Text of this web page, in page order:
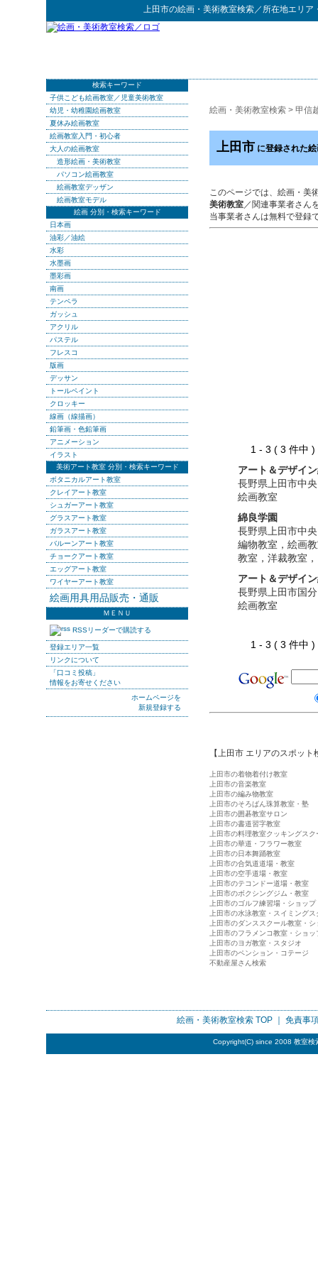
上田市の絵画・美術教室検索／所在地エリア
絵画・美術教室検索 > 甲信
上田市 に登録された
このページでは、絵画・美
美術教室／関連事業者さん
当事業者さんは無料で登録
1 - 3 ( 3 件
アート＆デザイ
長野県上田市中
絵画教室
綿良学園
長野県上田市中
編物教室，絵画
教室，洋裁教室
アート＆デザイ
長野県上田市国
絵画教室
1 - 3 ( 3 件
【上田市 エリアのスポット
上田市の着物着付け教室
上田市の音楽教室
上田市の編み物教室
上田市のそろばん珠算教室・塾
上田市の囲碁教室サロン
上田市の書道習字教室
上田市の料理教室クッキングスク
上田市の華道・フラワー教室
上田市の日本舞踊教室
上田市の合気道道場・教室
上田市の空手道場・教室
上田市のテコンドー道場・教室
上田市のボクシングジム・教室
上田市のゴルフ練習場・ショップ
上田市の水泳教室・スイミングス
上田市のダンススクール教室・シ
上田市のフラメンコ教室・ショッ
上田市のヨガ教室・スタジオ
上田市のペンション・コテージ
不動産屋さん検索
検索キーワード
子供こども絵画教室／児童美術教室
幼児・幼稚園絵画教室
夏休み絵画教室
絵画教室入門・初心者
大人の絵画教室
造形絵画・美術教室
パソコン絵画教室
絵画教室デッザン
絵画教室モデル
絵画 分別・検索キーワード
日本画
油彩／油絵
水彩
水墨画
墨彩画
南画
テンペラ
ガッシュ
アクリル
パステル
フレスコ
版画
デッサン
トールペイント
クロッキー
線画（線描画）
鉛筆画・色鉛筆画
アニメーション
イラスト
美術アート教室 分別・検索キーワード
ボタニカルアート教室
クレイアート教室
シュガーアート教室
グラスアート教室
ガラスアート教室
バルーンアート教室
チョークアート教室
エッグアート教室
ワイヤーアート教室
絵画用具用品販売・通販
ＭＥＮＵ
RSSリーダーで購読する
登録エリア一覧
リンクについて
「口コミ投稿」
情報をお寄せください
ホームページを
新規登録する
絵画・美術教室検索TOP ｜ 免責事
Copyright(C) since 2008 教室検